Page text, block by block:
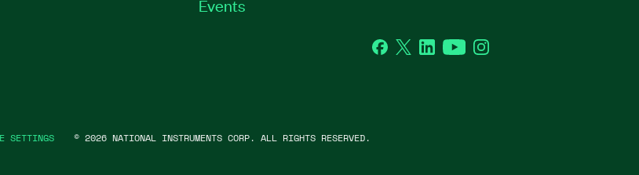
Events
Facebook
TwitterLinkedInYouTubeInstagram
SETTINGS © 2026 NATIONAL INSTRUMENTS CORP. ALL RIGHTS RESERVED.